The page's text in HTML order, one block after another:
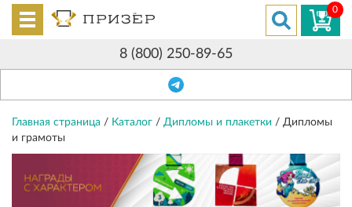
8 (800) 250-89-65
0
Главная страница / Каталог / Дипломы и плакетки / Дипломы
и грамоты